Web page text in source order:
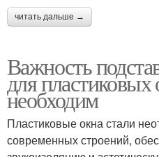
читать дальше →
Важность
для
необходим
Пластиковые окна стали
современных строений,